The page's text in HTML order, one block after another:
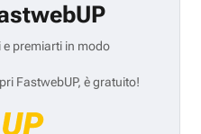
e premiarti in modo
FastwebUP, è gratuito!